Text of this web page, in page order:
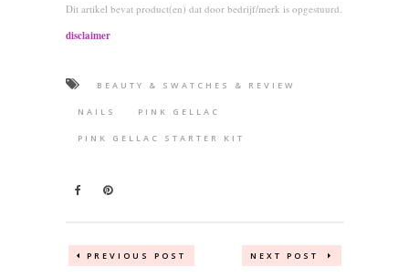
Dit artikel bevat product(en) dat door bedrijf/merk is opgestuurd.
disclaimer
BEAUTY & SWATCHES & REVIEW
NAILS PINK GELLAC
PINK GELLAC STARTER KIT
PREVIOUS POST NEXT POST